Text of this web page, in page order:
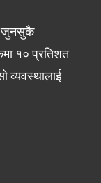
जुनसुकै
१० प्रतिशत
व्यवस्थालाई